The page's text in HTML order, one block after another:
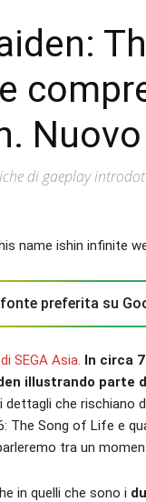
di gaeplay
preferita su
SEGA Asia. In circa
illustrando
dettagli che rischiano
The Song of Life e
tra un
in quelli che sono i